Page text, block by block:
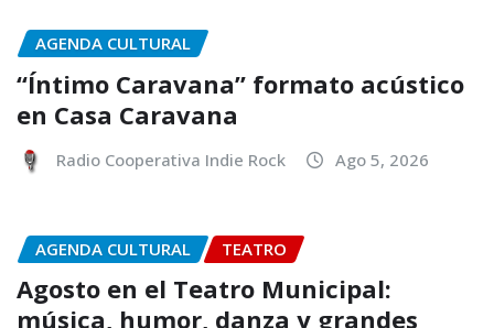
AGENDA CULTURAL
“Íntimo Caravana” formato acústico
en Casa Caravana
Radio Cooperativa Indie Rock Ago 5, 2026
AGENDA CULTURAL TEATRO
Agosto en el Teatro Municipal:
música, humor, danza y grandes